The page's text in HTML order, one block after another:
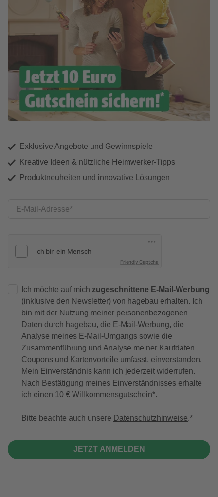
Exklusive Angebote und Gewinnspiele
Kreative Ideen & nützliche Heimwerker-Tipps
Produktneuheiten und innovative Lösungen
E-Mail-Adresse
Friendly Captcha
Ich möchte auf mich zugeschnittene E-Mail-Werbung
(inklusive den Newsletter) von hagebau erhalten. Ich
bin mit der Nutzung meiner personenbezogenen
Daten durch hagebau, die E-Mail-Werbung, die
Analyse meines E-Mail-Umgangs sowie die
Zusammenführung und Analyse meiner Kaufdaten,
Coupons und Kartenvorteile umfasst, einverstanden.
Mein Einverständnis kann ich jederzeit widerrufen.
Nach Bestätigung meines Einverständnisses erhalte
ich einen 10 € Willkommensgutschein*.
Bitte beachte auch unsere Datenschutzhinweise.
JETZT ANMELDEN